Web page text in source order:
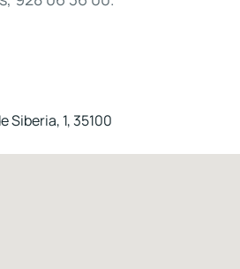
Siberia, 1, 35100